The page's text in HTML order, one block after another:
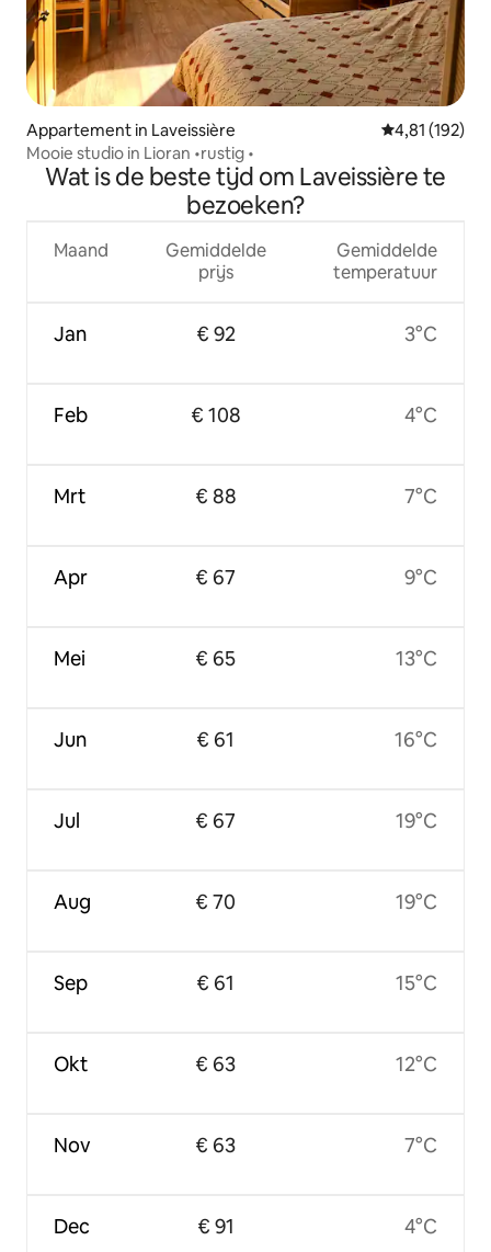
Appartement in Laveissière Gemiddelde
4,81 (192)
Mooie studio in Lioran •rustig •
Wat is de beste tijd om Laveissière te
bezoeken?
Maand
Jan
Feb
Mrt
Apr
Mei
Jun
Jul
Aug
Sep
Okt
Nov
Dec
Gemiddelde
prijs
€ 92
€ 108
€ 88
€ 67
€ 65
€ 61
€ 67
€ 70
€ 61
€ 63
€ 63
€ 91
Gemiddelde
temperatuur
3°C
4°C
7°C
9°C
13°C
16°C
19°C
19°C
15°C
12°C
7°C
4°C